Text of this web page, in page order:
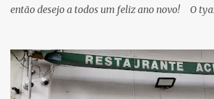
então desejo a todos um feliz ano novo! O
ponto de sal no caldo, algumas vezes estava
caldo um pouco salgado demais. A qualidade
satisfatória, os pedaços de tyashu bons.